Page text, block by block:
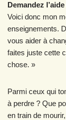
Demandez
Voici donc mon
enseignements.
vous aider à
faites juste cette
chose. »
Parmi ceux qui
à perdre ? Que
en train de